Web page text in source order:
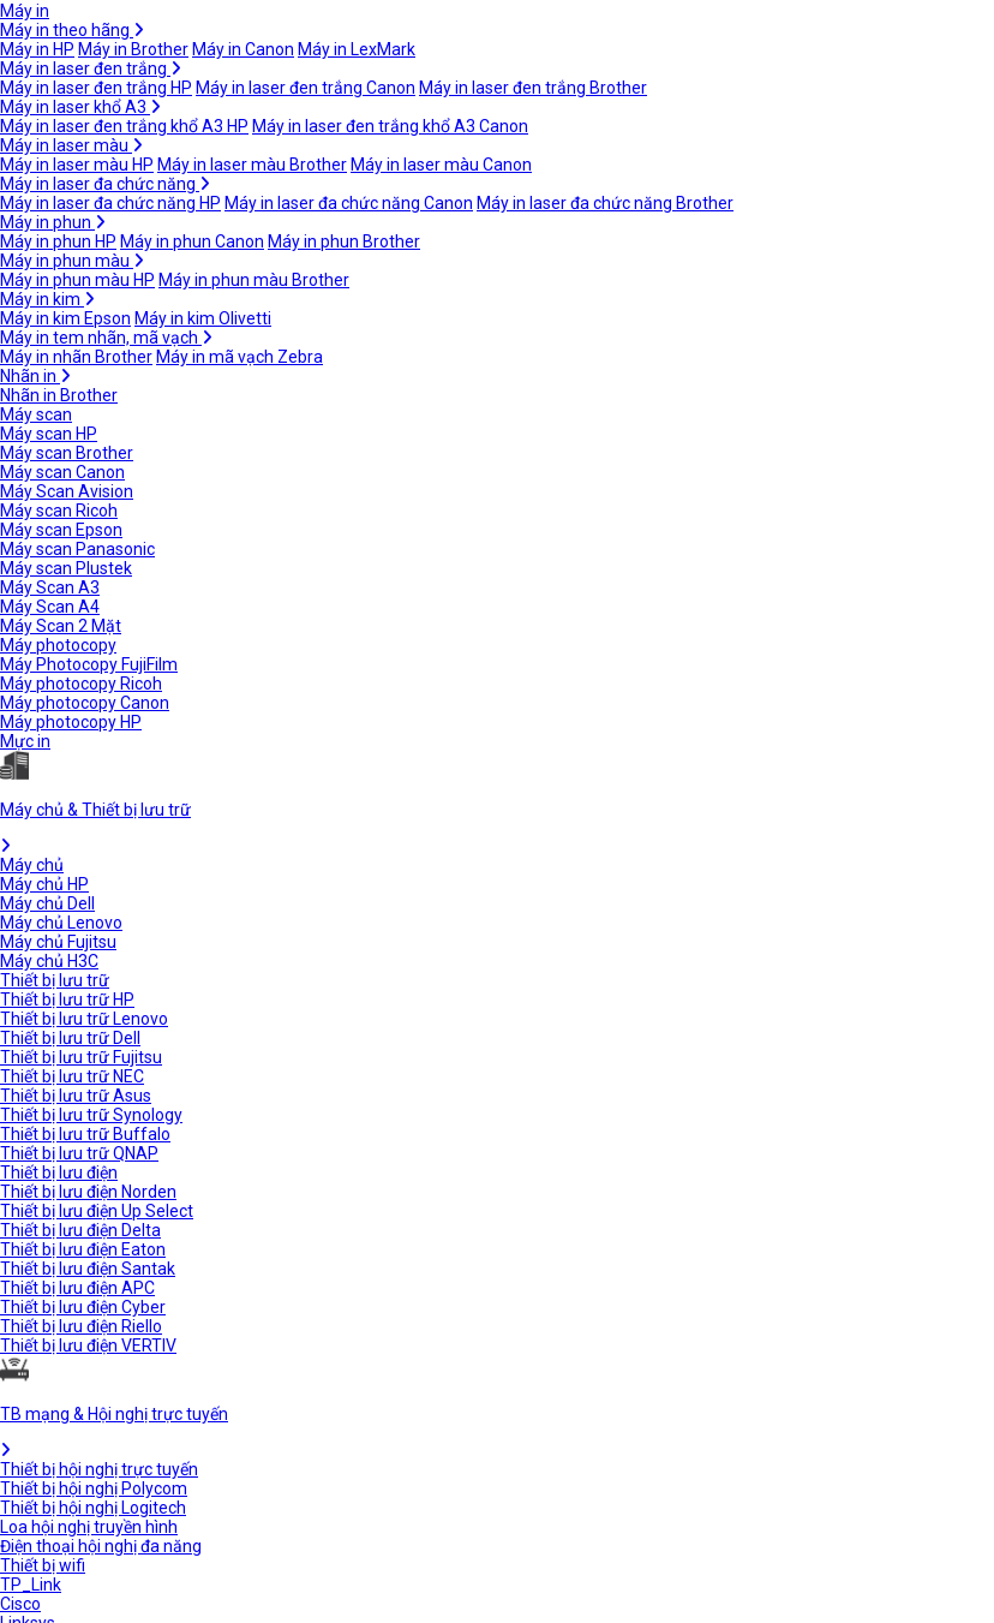
Máy in
Máy in theo hãng
Máy in HP Máy in Brother Máy in Canon Máy in LexMark
Máy in laser đen trắng
Máy in laser đen trắng HP Máy in laser đen trắng Canon Máy in laser đen trắng Brother
Máy in laser khổ A3
Máy in laser đen trắng khổ A3 HP Máy in laser đen trắng khổ A3 Canon
Máy in laser màu
Máy in laser màu HP Máy in laser màu Brother Máy in laser màu Canon
Máy in laser đa chức năng
Máy in laser đa chức năng HP Máy in laser đa chức năng Canon Máy in laser đa chức năng Brother
Máy in phun
Máy in phun HP Máy in phun Canon Máy in phun Brother
Máy in phun màu
Máy in phun màu HP Máy in phun màu Brother
Máy in kim
Máy in kim Epson Máy in kim Olivetti
Máy in tem nhãn, mã vạch
Máy in nhãn Brother Máy in mã vạch Zebra
Nhãn in
Nhãn in Brother
Máy scan
Máy scan HP
Máy scan Brother
Máy scan Canon
Máy Scan Avision
Máy scan Ricoh
Máy scan Epson
Máy scan Panasonic
Máy scan Plustek
Máy Scan A3
Máy Scan A4
Máy Scan 2 Mặt
Máy photocopy
Máy Photocopy FujiFilm
Máy photocopy Ricoh
Máy photocopy Canon
Máy photocopy HP
Mực in
Máy chủ & Thiết bị lưu trữ
Máy chủ
Máy chủ HP
Máy chủ Dell
Máy chủ Lenovo
Máy chủ Fujitsu
Máy chủ H3C
Thiết bị lưu trữ
Thiết bị lưu trữ HP
Thiết bị lưu trữ Lenovo
Thiết bị lưu trữ Dell
Thiết bị lưu trữ Fujitsu
Thiết bị lưu trữ NEC
Thiết bị lưu trữ Asus
Thiết bị lưu trữ Synology
Thiết bị lưu trữ Buffalo
Thiết bị lưu trữ QNAP
Thiết bị lưu điện
Thiết bị lưu điện Norden
Thiết bị lưu điện Up Select
Thiết bị lưu điện Delta
Thiết bị lưu điện Eaton
Thiết bị lưu điện Santak
Thiết bị lưu điện APC
Thiết bị lưu điện Cyber
Thiết bị lưu điện Riello
Thiết bị lưu điện VERTIV
TB mạng & Hội nghị trực tuyến
Thiết bị hội nghị trực tuyến
Thiết bị hội nghị Polycom
Thiết bị hội nghị Logitech
Loa hội nghị truyền hình
Điện thoại hội nghị đa năng
Thiết bị wifi
TP_Link
Cisco